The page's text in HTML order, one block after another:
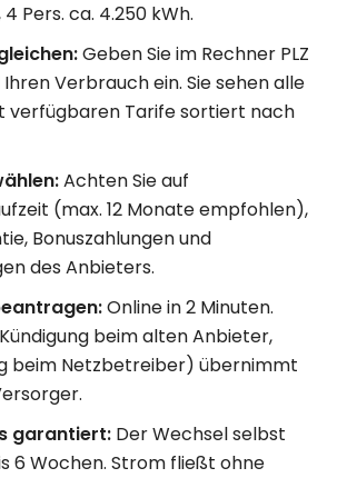
Pers. ca. 4.250 kWh.
Geben Sie im Rechner PLZ
Verbrauch ein. Sie sehen alle
verfügbaren Tarife sortiert nach
Achten Sie auf
(max. 12 Monate empfohlen),
Bonuszahlungen und
des Anbieters.
Online in 2 Minuten.
beim alten Anbieter,
beim Netzbetreiber) übernimmt
garantiert: Der Wechsel selbst
6 Wochen. Strom fließt ohne